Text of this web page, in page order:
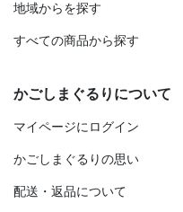
地域からを探す
すべての商品から探す
かごしまぐるりについて
マイページにログイン
かごしまぐるりの思い
配送・返品について